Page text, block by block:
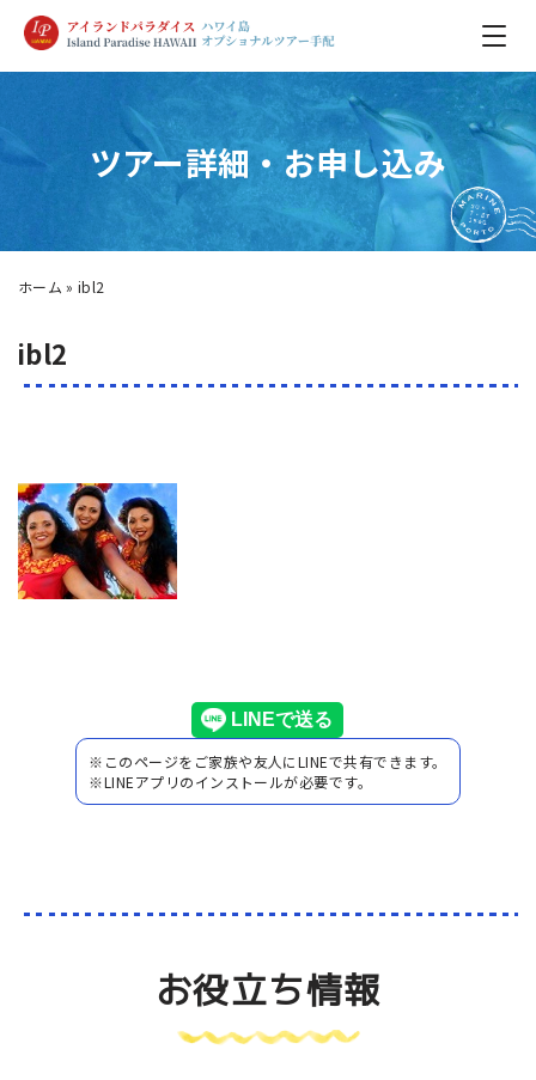
ツアー詳細・お申し込み
ホーム » ibl2
ibl2
※このページをご家族や友人にLINEで共有できます。
※LINEアプリのインストールが必要です。
お役立ち情報